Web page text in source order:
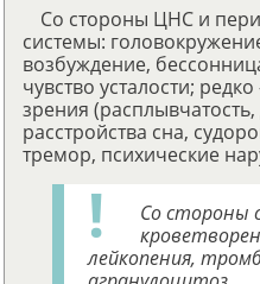
Со стороны ЦНС и
системы:
возбуждение,
чувство усталости;
зрения
расстройства сна,
тремор, психические
Со стороны
лейкопения,